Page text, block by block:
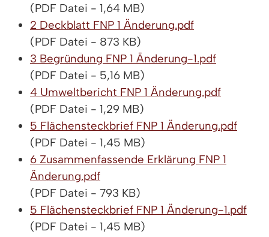
(PDF Datei - 1,64 MB)
2 Deckblatt FNP 1 Änderung.pdf
(PDF Datei - 873 KB)
3 Begründung FNP 1 Änderung-1.pdf
(PDF Datei - 5,16 MB)
4 Umweltbericht FNP 1 Änderung.pdf
(PDF Datei - 1,29 MB)
5 Flächensteckbrief FNP 1 Änderung.pdf
(PDF Datei - 1,45 MB)
6 Zusammenfassende Erklärung FNP 1
Änderung.pdf
(PDF Datei - 793 KB)
5 Flächensteckbrief FNP 1 Änderung-1.pdf
(PDF Datei - 1,45 MB)